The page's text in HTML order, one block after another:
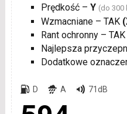
Prędkość – Y (do 300
Wzmacniane – TAK
Rant ochronny – TAK
Najlepsza
Dodatkowe
D A 71dB